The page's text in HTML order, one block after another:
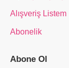
Alışveriş Listem
Abonelik
Abone Ol